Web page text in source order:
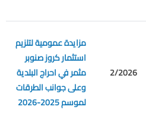
2/2026
مزايدة عمومية لتلزيم
استثمار كروز صنوبر
مثمر في احراج البلدية
وعلى جوانب الطرقات
لموسم 2025-2026